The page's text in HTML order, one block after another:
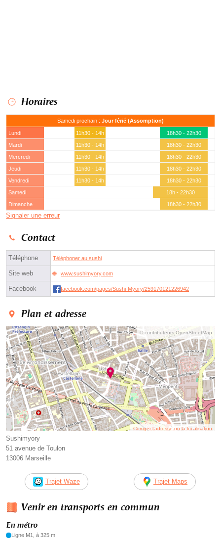
Horaires
Samedi prochain : Jour férié (Assomption)
Lundi 11h30 - 14h
18h30 - 22h30
Mardi
11h30 - 14h
18h30 - 22h30
Mercredi
11h30 - 14h
18h30 - 22h30
Jeudi
11h30 - 14h
18h30 - 22h30
Vendredi
11h30 - 14h
18h30 - 22h30
Samedi
18h - 22h30
Dimanche
18h30 - 22h30
Signaler une erreur
Contact
Téléphone Téléphoner au sushi
Site web www.sushimyory.com
Facebook facebook.com/pages/Sushi-Myory/259170121226942
Plan et adresse
© contributeurs OpenStreetMap
Corriger l’adresse ou la localisation
Sushimyory
51 avenue de Toulon
13006 Marseille
Trajet Waze Trajet Maps
Venir en transports en commun
En métro
Ligne M1, à 325 m